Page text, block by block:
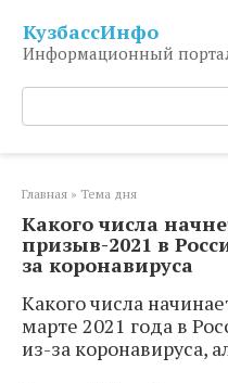
контенту
КузбассИнфо
Информационный
Поиск:
Главная » Тема дня
Какого числа
призыв-2021 в
за коронавируса
Какого числа
марте 2021 года в
из-за коронавируса,